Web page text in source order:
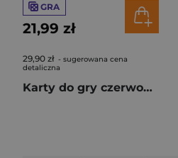
GRA
21,99 zł
29,90 zł - sugerowana cena
detaliczna
Karty do gry czerwone z dużymi indeksami i znakami Braile:a